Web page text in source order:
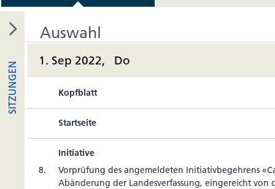
SITZUNGEN
Auswahl
1. Sep 2022, Do
Kopfblatt
Startseite
Initiative
8.
Vor­prü­fung des ange­mel­deten Ini­tia­tiv­be­geh­rens
Abän­de­rung der Lan­des­ver­fas­sung, ein­ge­reicht von